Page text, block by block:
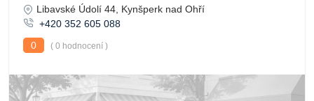
Libavské Údolí 44, Kynšperk nad Ohří
+420 352 605 088
0
( 0 hodnocení )